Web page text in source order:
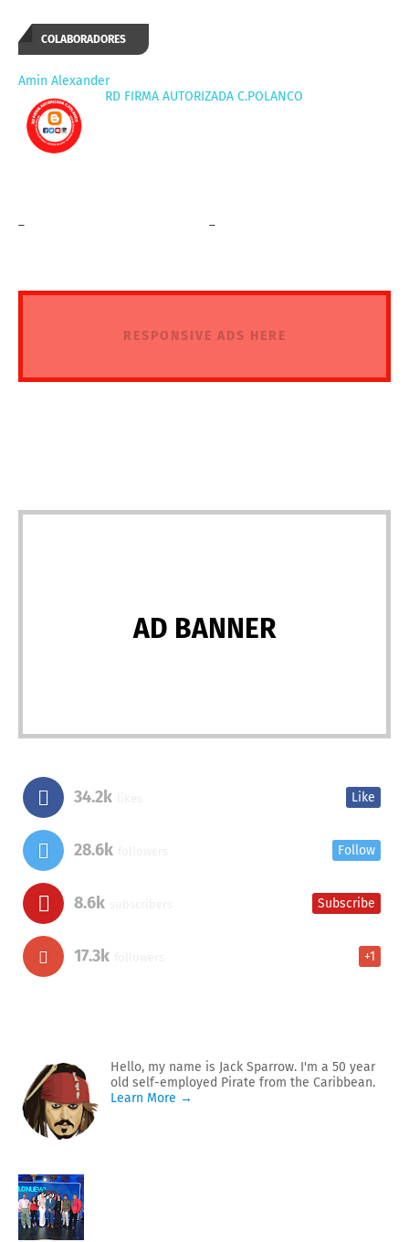
COLABORADORES
Amin Alexander
RD FIRMA AUTORIZADA C.POLANCO
RESPONSIVE ADS HERE
AD BANNER
34.2k Like
28.6k Follow
8.6k Subscribe
17.3k +1
Hello, my name is Jack Sparrow. I'm a 50 year
old self-employed Pirate from the Caribbean.
Learn More →